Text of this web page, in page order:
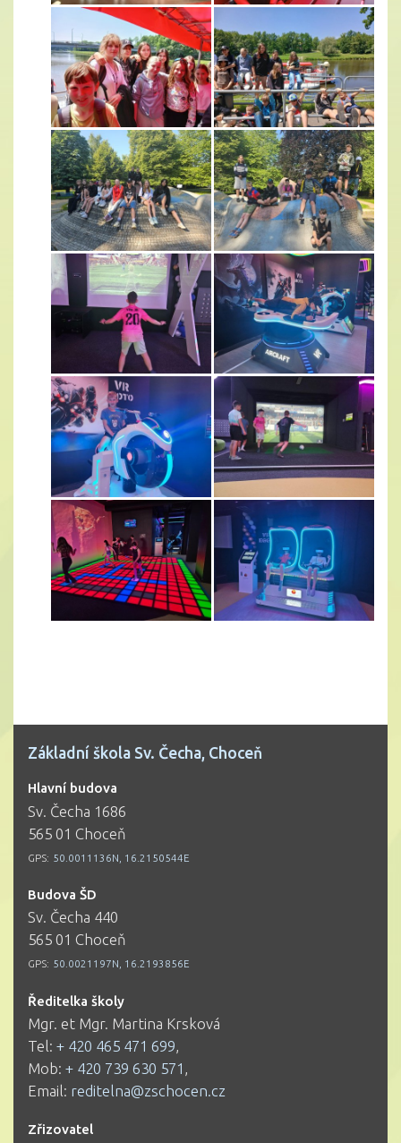
Základní škola Sv. Čecha, Choceň
Hlavní budova
Sv. Čecha 1686
565 01 Choceň
GPS: 50.0011136N, 16.2150544E
Budova ŠD
Sv. Čecha 440
565 01 Choceň
GPS: 50.0021197N, 16.2193856E
Ředitelka školy
Mgr. et Mgr. Martina Krsková
Tel: + 420 465 471 699
Mob: + 420 739 630 571
Email: reditelna@zschocen.cz
Zřizovatel